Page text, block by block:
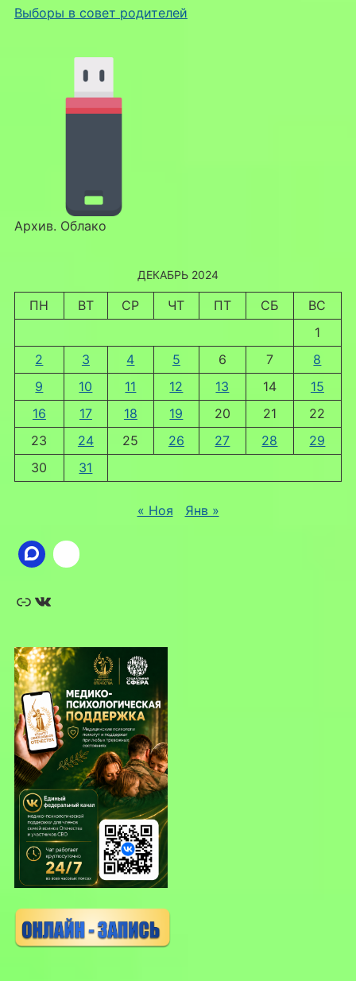
Выборы в совет родителей
Архив. Облако
ДЕКАБРЬ 2024
ПН ВТ СР ЧТ ПТ СБ
ВС
1
2
3 4 5 6 7
8
9
10 11 12 13 14
15
16
17 18 19 20 21
22
23
24 25 26 27 28
29
30
31
« Ноя Янв »
Ссылка